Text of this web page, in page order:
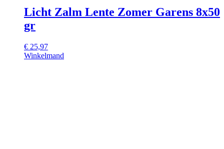
Licht Zalm Lente Zomer Garens 8x50
gr
€ 25,97
Winkelmand